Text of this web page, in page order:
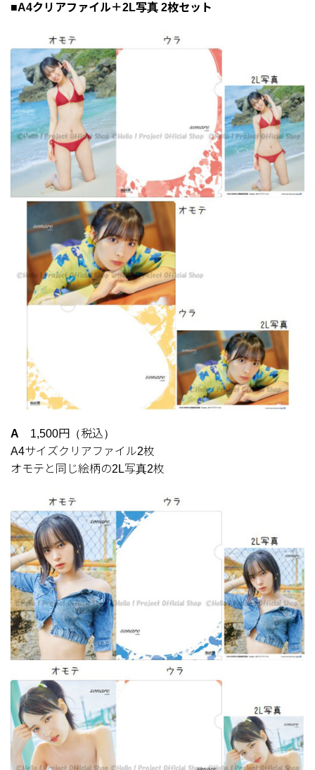
■A4クリアファイル＋2L写真 2枚セット
A 1,500円（税込）
A4サイズクリアファイル2枚
オモテと同じ絵柄の2L写真2枚